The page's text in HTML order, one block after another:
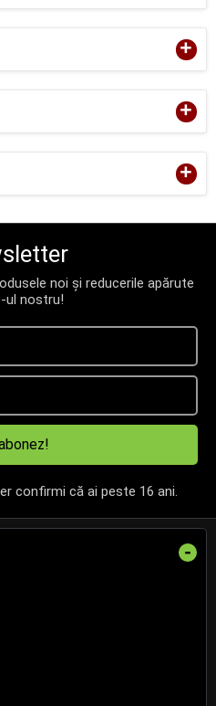
+
+
+
noi și reducerile apărute
ul nostru!
confirmi că ai peste 16 ani.
-